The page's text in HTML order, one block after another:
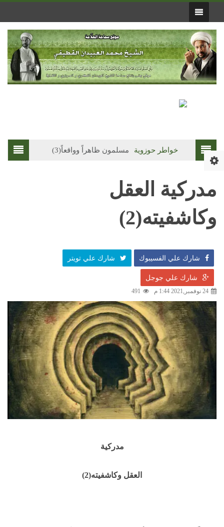
خواطر حوزوية مسلمون ظاهراً وواقعاً(3) فقه الصلاة
مدركية العقل
وكاشفيته(2)
شارك علي الفسيبوك شارك علي تويتر
شارك علي جوجل
24 نوفمبر,2021 1:44 م
491
مدركية
العقل وكاشفيته(2)